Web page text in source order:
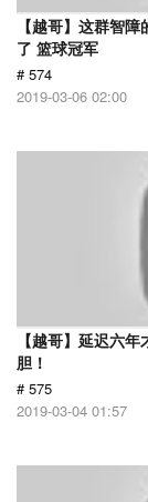
【越哥】这群智
了 篮球冠军
# 574
2019-03-06 02:00
【越哥】延迟六
胆！
# 575
2019-03-04 01:57